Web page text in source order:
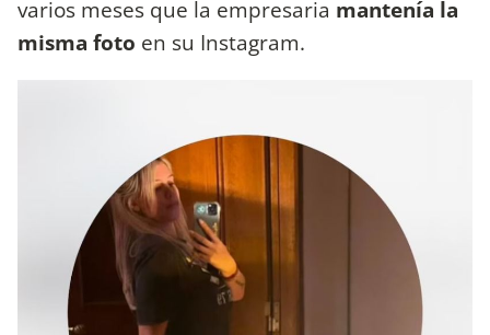
varios meses que la empresaria mantenía la
misma foto en su Instagram.